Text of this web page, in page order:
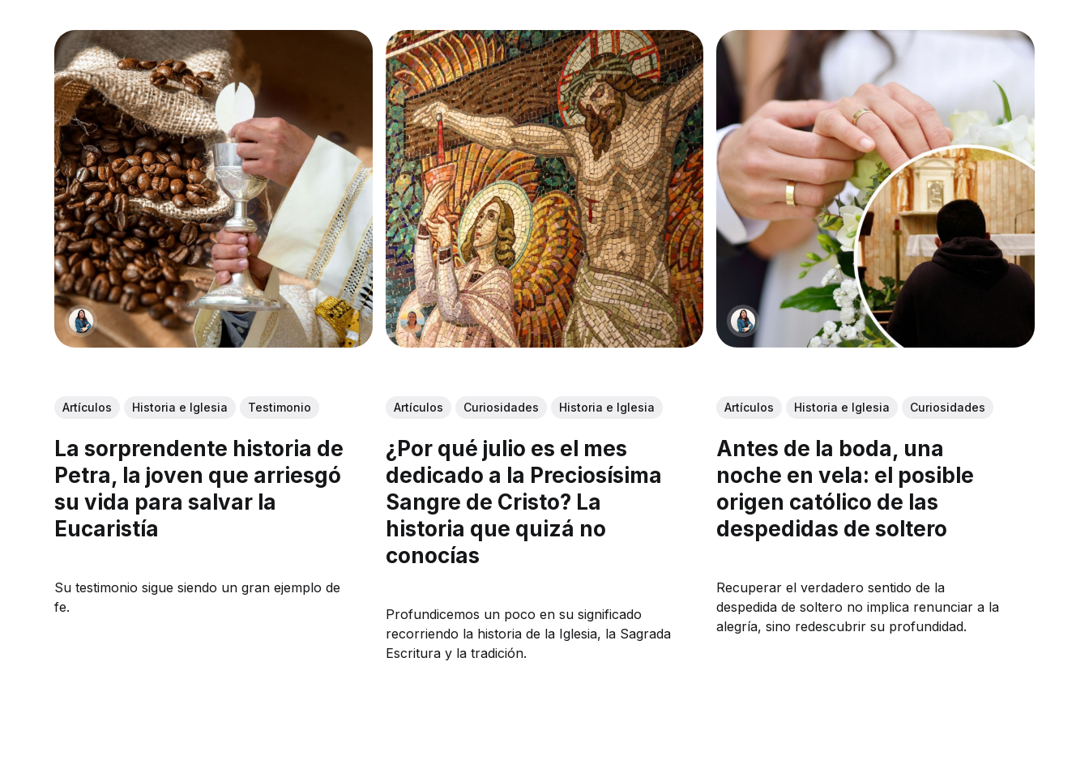
Artículos Historia e Iglesia Testimonio
La sorprendente historia de
Petra, la joven que arriesgó
su vida para salvar la
Eucaristía
Su testimonio sigue siendo un gran ejemplo de
fe.
Artículos Curiosidades Historia e Iglesia
¿Por qué julio es el mes
dedicado a la Preciosísima
Sangre de Cristo? La
historia que quizá no
conocías
Profundicemos un poco en su significado
recorriendo la historia de la Iglesia, la Sagrada
Escritura y la tradición.
Artículos Historia e Iglesia Curiosidades
Antes de la boda, una
noche en vela: el posible
origen católico de las
despedidas de soltero
Recuperar el verdadero sentido de la
despedida de soltero no implica renunciar a la
alegría, sino redescubrir su profundidad.